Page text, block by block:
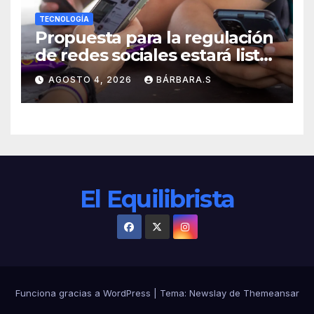
TECNOLOGÍA
Propuesta para la regulación
de redes sociales estará lista
a finales de agosto:
Sheinbaum
AGOSTO 4, 2026 BÁRBARA.S
El Equilibrista
Funciona gracias a WordPress Tema: Newslayde Themeansar